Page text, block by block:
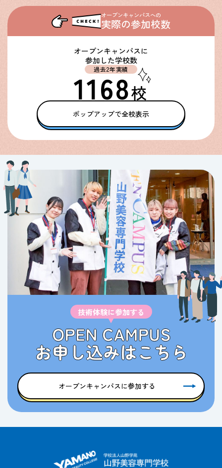
オープンキャンパスへの
実際の参加校数
オープンキャンパスに
参加した学校数
過去2年実績
1168校
ポップアップで全校表示
技術体験に参加する
オープンキャンパスに参加する